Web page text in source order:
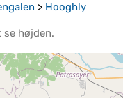
> Hooghly
se højden.